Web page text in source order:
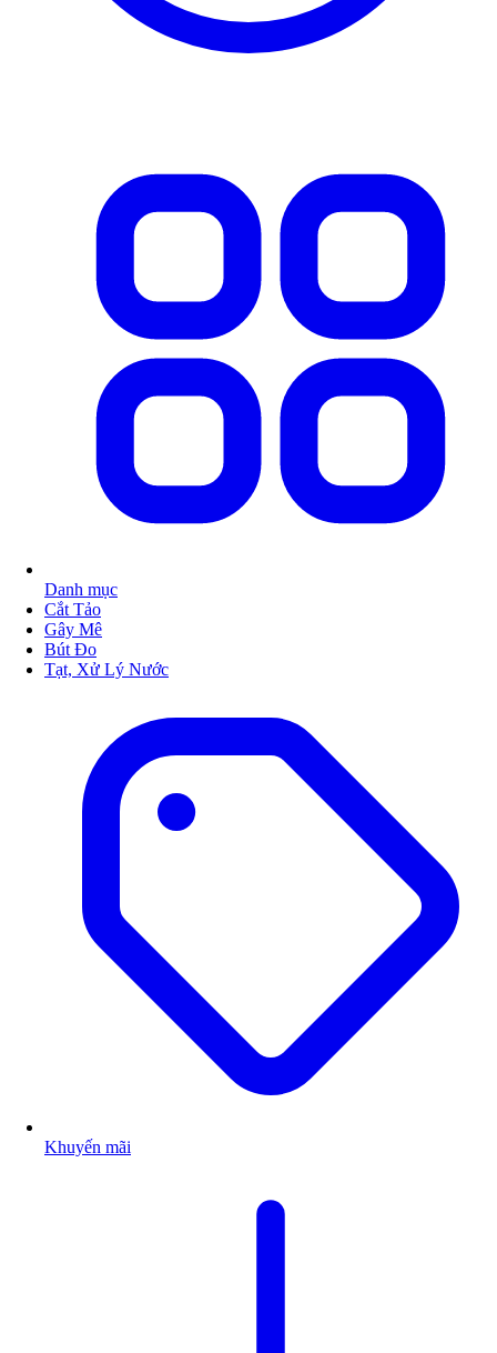
Danh mục
Cắt Tảo
Gây Mê
Bút Đo
Tạt, Xử Lý Nước
Khuyến mãi